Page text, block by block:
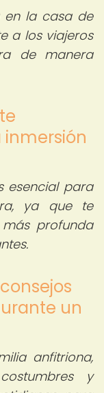
la casa de
a los viajeros
de manera
esencial para
ya que te
profunda
un
anfitriona,
y